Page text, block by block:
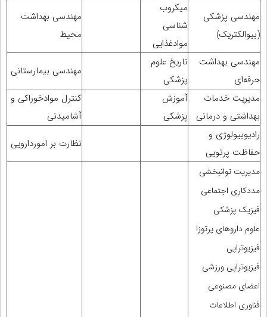
مهندسی پزشکی
(بیوالکتریک)
میکروب
شناسی
موادغذایی
مهندسی بهداشت
محیط
مهندسی بهداشت
حرفه‌ای
تاریخ علوم
پزشکی
مهندسی بیمارستانی
مدیریت خدمات
بهداشتی و درمانی
آموزش
پزشکی
کنترل موادخوراکی و
آشامیدنی
رادیوبیولوژی و
حفاظت پرتویی
نظارت بر اموردارویی
مدیریت توانبخشی
مددکاری اجتماعی
فیزیک پزشکی
علوم داروهای پرتوزا
فیزیوتراپی
فیزیوتراپی ورزشی
اعضای مصنوعی
فناوری اطلاعات